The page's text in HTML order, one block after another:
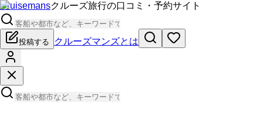
Cruisemansクルーズ旅行の口コミ・予約サイト
投稿する クルーズマンズとは